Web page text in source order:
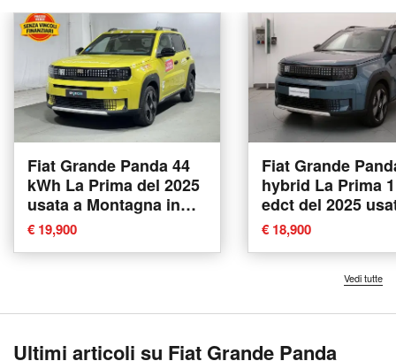
Fiat Grande Panda 44
kWh La Prima del 2025
usata a Montagna in
Valtellina
€ 19,900
Fiat Grande
hybrid La Prima
edct del 2025
Busto Arsizio
€ 18,900
Vedi tutte
Ultimi articoli su Fiat Grande Panda